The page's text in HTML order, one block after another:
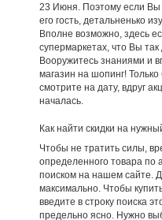
23 Июня. Поэтому если Вы
его гость, детальненько
Вполне возможно, здесь
супермаркетах, что Вы
Вооружитесь знаниями и
магазин на шопинг!
смотрите на дату, вдруг
началась.
Как найти скидки на
Чтобы не тратить силы,
определенного товара по
поиском на нашем сайте.
максимально. Чтобы
введите в строку поиска
предельно ясно. Нужно